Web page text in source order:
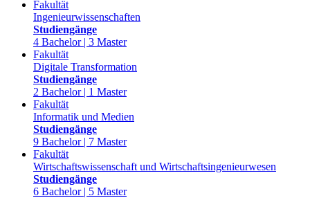
Fakultät
Ingenieurwissenschaften
Studiengänge
4 Bachelor | 3 Master
Fakultät
Digitale Transformation
Studiengänge
2 Bachelor | 1 Master
Fakultät
Informatik und Medien
Studiengänge
9 Bachelor | 7 Master
Fakultät
Wirtschaftswissenschaft und Wirtschaftsingenieurwesen
Studiengänge
6 Bachelor | 5 Master